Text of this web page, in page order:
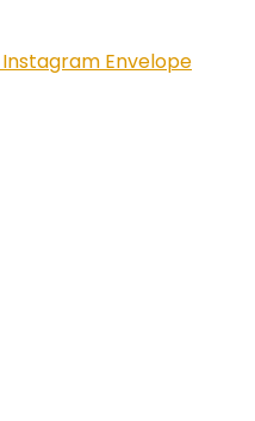
Instagram Envelope